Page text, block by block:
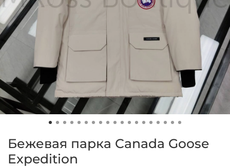
Бежевая парка Canada Goose
Expedition